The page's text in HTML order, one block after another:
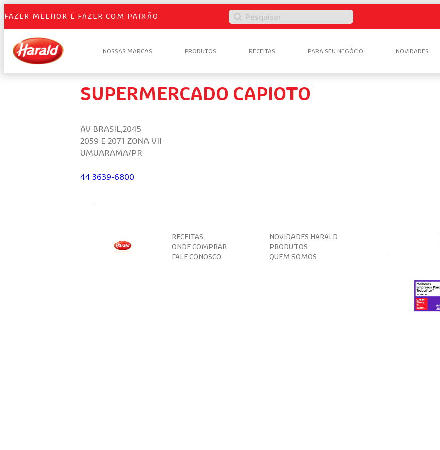
FAZER MELHOR É FAZER COM PAIXÃO Pesquisar
NOSSAS MARCAS PRODUTOS RECEITAS PARA SEU NEGÓCIO NOVIDADES
SUPERMERCADO CAPIOTO
AV BRASIL,2045
2059 E 2071 ZONA VII
UMUARAMA/PR
44 3639-6800
RECEITAS
NOVIDADES HARALD
ONDE COMPRAR
PRODUTOS
FALE CONOSCO
QUEM SOMOS